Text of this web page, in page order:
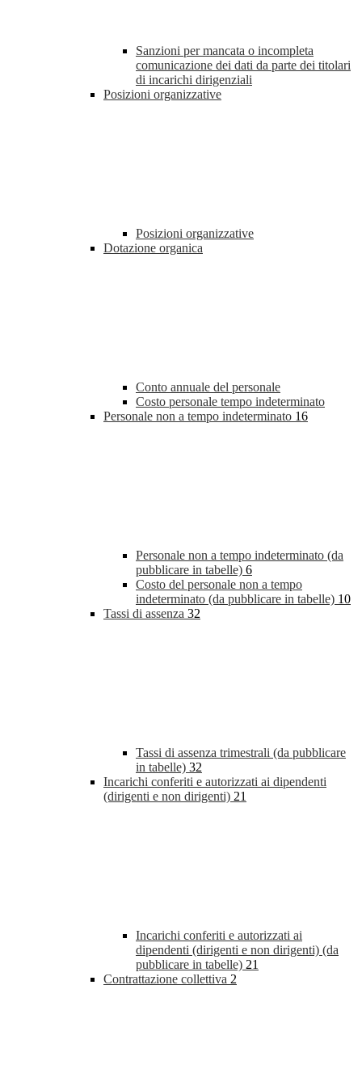
Sanzioni per mancata o incompleta
comunicazione dei dati da parte dei titolari
di incarichi dirigenziali
Posizioni organizzative
Posizioni organizzative
Dotazione organica
Conto annuale del personale
Costo personale tempo indeterminato
Personale non a tempo indeterminato 16
Personale non a tempo indeterminato (da
pubblicare in tabelle) 6
Costo del personale non a tempo
indeterminato (da pubblicare in tabelle) 10
Tassi di assenza 32
Tassi di assenza trimestrali (da pubblicare
in tabelle) 32
Incarichi conferiti e autorizzati ai dipendenti
(dirigenti e non dirigenti) 21
Incarichi conferiti e autorizzati ai
dipendenti (dirigenti e non dirigenti) (da
pubblicare in tabelle) 21
Contrattazione collettiva 2